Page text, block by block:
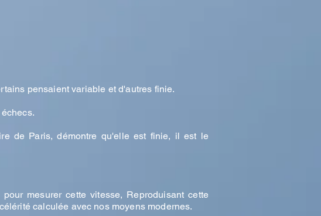
pensaient variable et d'autres finie.
de Paris, démontre qu'elle est finie, il est le
mesurer cette vitesse, Reproduisant cette
calculée avec nos moyens modernes.